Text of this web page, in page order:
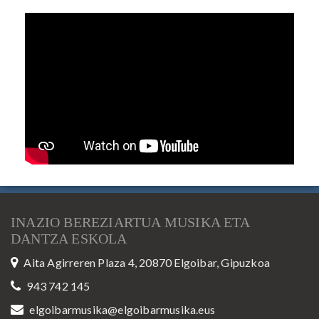
INAZIO BEREZIARTUA MUSIKA ETA
DANTZA ESKOLA
Aita Agirreren Plaza 4, 20870 Elgoibar, Gipuzkoa
943 742 145
elgoibarmusika@elgoibarmusika.eus